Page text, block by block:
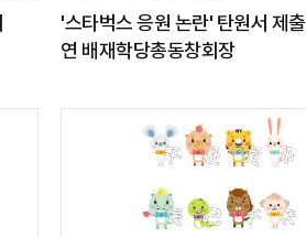
'스타벅스 응원 논란' 탄원서 제
연 배재학당총동창회장